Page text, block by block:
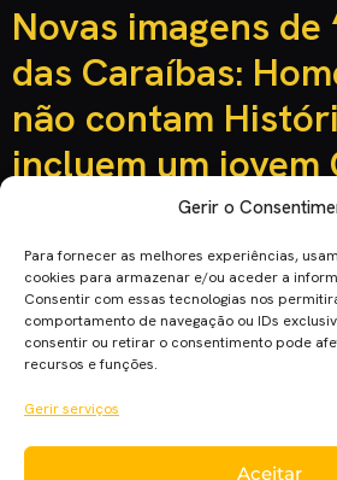
Gerir o
Para fornecer as melhores experiências,
cookies para armazenar e/ou aceder a
Consentir com essas tecnologias nos
comportamento de navegação ou IDs
consentir ou retirar o consentimento pode
recursos e funções.
Gerir serviços
Aceitar
Novas imagens de
das Caraíbas:
não contam
incluem um jovem